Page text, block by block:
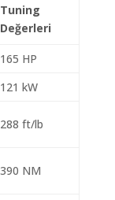
Tuning
Değerleri
165 HP
121 kW
288 ft/lb
390 NM